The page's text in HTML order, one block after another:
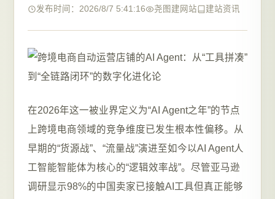
发布时间：2026/8/7 5:41:16 尧图建网站 建站资讯
在2026年这一被业界定义为“AI Agent之年”的节点
上跨境电商领域的竞争维度已发生根本性偏移。从
早期的“货源战”、“流量战”演进至如今以AI Agent人
工智能智能体为核心的“逻辑效率战”。尽管亚马逊
调研显示98%的中国卖家已接触AI工具但真正能够